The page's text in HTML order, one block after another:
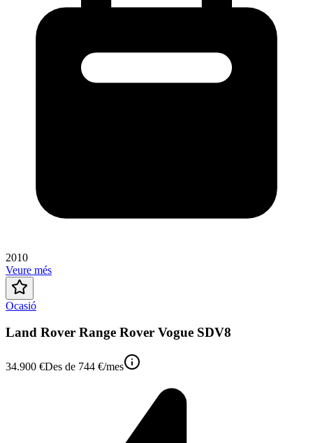
2010
Veure més
Ocasió
Land Rover Range Rover Vogue SDV8
34.900 €Des de 744 €/mes